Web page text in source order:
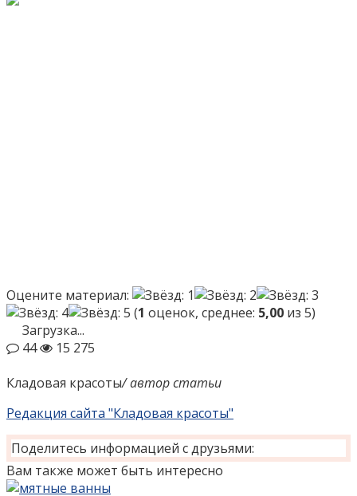
Оцените материал:
(1 оценок, среднее: 5,00 из 5)
Загрузка...
44
15 275
Кладовая красоты/ автор статьи
Редакция сайта "Кладовая красоты"
Поделитесь информацией с друзьями:
Вам также может быть интересно